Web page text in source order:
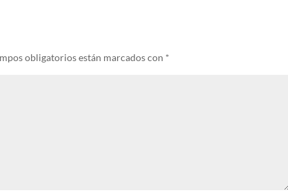
obligatorios están marcados con *